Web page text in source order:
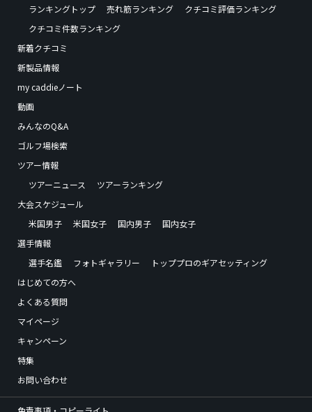
ランキングトップ
売れ筋ランキング
クチコミ評価ランキング
クチコミ件数ランキング
新着クチコミ
新製品情報
my caddieノート
動画
みんなのQ&A
ゴルフ場検索
ツアー情報
ツアーニュース
ツアーランキング
大会スケジュール
米国男子
米国女子 国内男子
国内女子
選手情報
選手名鑑
フォトギャラリー
トッププロのギアセッティング
はじめての方へ
よくある質問
マイページ
キャンペーン
特集
お問い合わせ